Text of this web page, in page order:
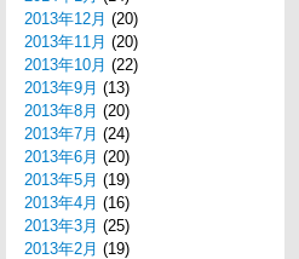
2013年12月 (20)
2013年11月 (20)
2013年10月 (22)
2013年9月 (13)
2013年8月 (20)
2013年7月 (24)
2013年6月 (20)
2013年5月 (19)
2013年4月 (16)
2013年3月 (25)
2013年2月 (19)